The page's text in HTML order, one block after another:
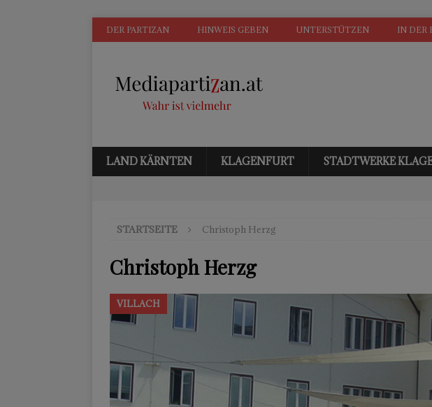
DER PARTIZAN HINWEIS GEBEN UNTERSTÜTZEN IN DER
LAND KÄRNTEN KLAGENFURT STADTWERKE
STARTSEITE Christoph Herzg
Christoph Herzg
VILLACH